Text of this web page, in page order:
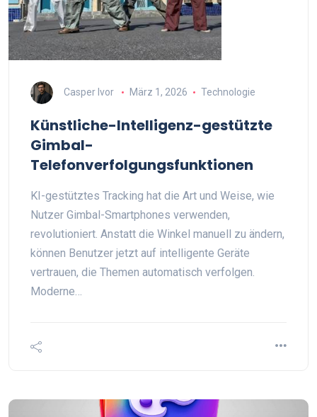
Casper Ivor März 1, 2026 Technologie
Künstliche-Intelligenz-gestützte
Gimbal-
Telefonverfolgungsfunktionen
KI-gestütztes Tracking hat die Art und Weise, wie
Nutzer Gimbal-Smartphones verwenden,
revolutioniert. Anstatt die Winkel manuell zu ändern,
können Benutzer jetzt auf intelligente Geräte
vertrauen, die Themen automatisch verfolgen.
Moderne…